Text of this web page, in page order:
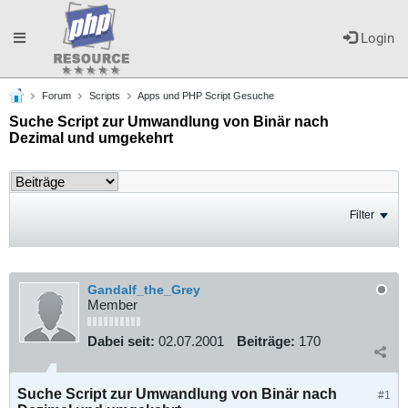
Login
Toggle
navigation
Forum Scripts Apps und PHP Script Gesuche
Suche Script zur Umwandlung von Binär nach
Dezimal und umgekehrt
Filter
Gandalf_the_Grey
Member
Dabei seit: 02.07.2001 Beiträge: 170
#1
Suche Script zur Umwandlung von Binär nach